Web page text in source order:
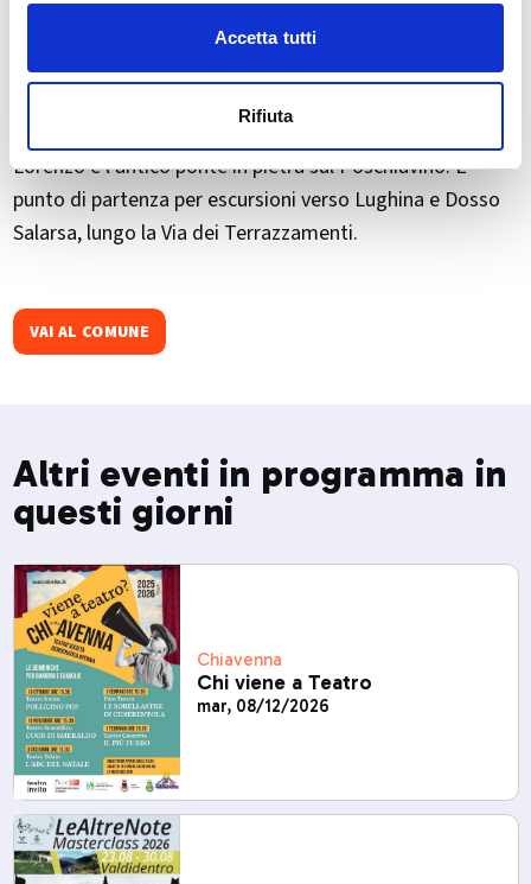
Accetta tutti
Rifiuta
Villa di Tirano si trova in Valtellina, tra Tirano e Aprica, ed
Lorenzo e l'antico ponte in pietra sul Poschiavino. È
punto di partenza per escursioni verso Lughina e Dosso
Salarsa, lungo la Via dei Terrazzamenti.
VAI AL COMUNE
Altri eventi in programma in
questi giorni
Chiavenna
Chi viene a Teatro
mar, 08/12/2026